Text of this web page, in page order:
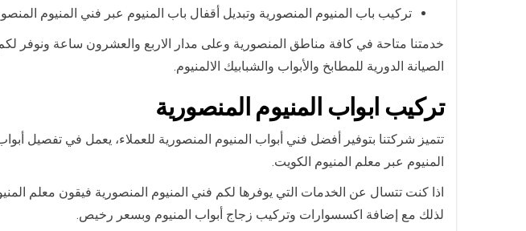
تركيب باب المنيوم المنصورية وتبديل أقفال باب المنيوم عبر فني المنيوم
خدمتنا متاحة في كافة مناطق المنصورية وعلى مدار الاربع والعشرون ساعة ونوفر
الصيانة الدورية للمطابخ والأبواب والشبابيك الالمنيوم.
تركيب ابواب المنيوم المنصورية
تتميز شركتنا بتوفير أفضل فني أبواب المنيوم المنصورية للعملاء، يعمل في تفصيل
المنيوم عبر معلم المنيوم الكويت.
اذا كنت تتسال عن الخدمات التي يوفرها لكم فني المنيوم المنصورية فيقون معلم
لذلك مع إضافة اكسسوارات وتركيب زجاج أبواب المنيوم وبسعر رخيص.